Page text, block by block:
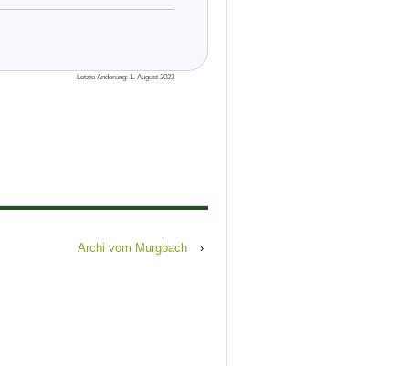
Letzte Änderung: 1. August 2023
Archi vom Murgbach ›